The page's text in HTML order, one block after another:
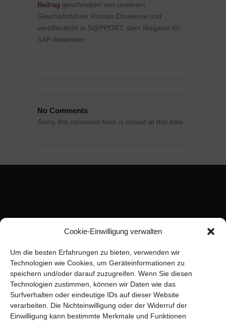
Cookie-Einwilligung verwalten
Um die besten Erfahrungen zu bieten, verwenden wir
Technologien wie Cookies, um Geräteinformationen zu
speichern und/oder darauf zuzugreifen. Wenn Sie diesen
Technologien zustimmen, können wir Daten wie das
Surfverhalten oder eindeutige IDs auf dieser Website
verarbeiten. Die Nichteinwilligung oder der Widerruf der
Einwilligung kann bestimmte Merkmale und Funktionen
Beitrag geschrieben von unserem
Geschäftsführer Roman Douverne und
veröffentlicht in S@PPORT, dem Magazin für
SAP Anwender.
No Comments
Sorry, the comment form is closed at this time.